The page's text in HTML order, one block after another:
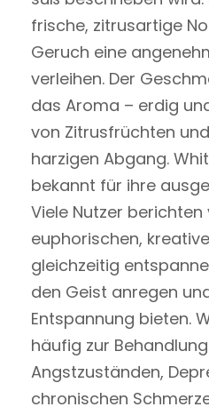
frische, zitrusartige
Geruch eine
verleihen. Der
das Aroma – erdig
von Zitrusfrüchten
harzigen Abgang.
bekannt für ihre
Viele Nutzer berichten
euphorischen,
gleichzeitig
den Geist anregen
Entspannung bieten.
häufig zur
Angstzuständen,
chronischen